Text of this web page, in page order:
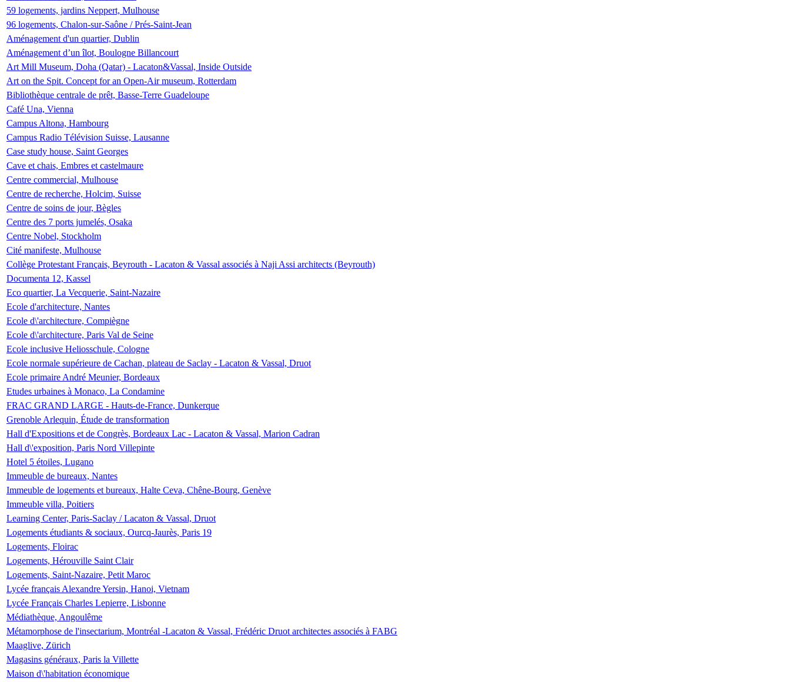
59 logements, jardins Neppert, Mulhouse
96 logements, Chalon-sur-Saône / Prés-Saint-Jean
Aménagement d'un quartier, Dublin
Aménagement d’un îlot, Boulogne Billancourt
Art Mill Museum, Doha (Qatar) - Lacaton&Vassal, Inside Outside
Art on the Spit. Concept for an Open-Air museum, Rotterdam
Bibliothèque centrale de prêt, Basse-Terre Guadeloupe
Café Una, Vienna
Campus Altona, Hambourg
Campus Radio Télévision Suisse, Lausanne
Case study house, Saint Georges
Cave et chais, Embres et castelmaure
Centre commercial, Mulhouse
Centre de recherche, Holcim, Suisse
Centre de soins de jour, Bègles
Centre des 7 ports jumelés, Osaka
Centre Nobel, Stockholm
Cité manifeste, Mulhouse
Collège Protestant Français, Beyrouth - Lacaton & Vassal associés à Naji Assi architects (Beyrouth)
Documenta 12, Kassel
Eco quartier, La Vecquerie, Saint-Nazaire
Ecole d'architecture, Nantes
Ecole d\'architecture, Compiègne
Ecole d\'architecture, Paris Val de Seine
Ecole inclusive Heliosschule, Cologne
Ecole normale supérieure de Cachan, plateau de Saclay - Lacaton & Vassal, Druot
Ecole primaire André Meunier, Bordeaux
Etudes urbaines à Monaco, La Condamine
FRAC GRAND LARGE - Hauts-de-France, Dunkerque
Grenoble Arlequin, Étude de transformation
Hall d'Expositions et de Congrès, Bordeaux Lac - Lacaton & Vassal, Marion Cadran
Hall d\'exposition, Paris Nord Villepinte
Hotel 5 étoiles, Lugano
Immeuble de bureaux, Nantes
Immeuble de logements et bureaux, Halte Ceva, Chêne-Bourg, Genève
Immeuble villa, Poitiers
Learning Center, Paris-Saclay / Lacaton & Vassal, Druot
Logements étudiants & sociaux, Ourcq-Jaurès, Paris 19
Logements, Floirac
Logements, Hérouville Saint Clair
Logements, Saint-Nazaire, Petit Maroc
Lycée français Alexandre Yersin, Hanoi, Vietnam
Lycée Français Charles Lepierre, Lisbonne
Médiathèque, Angoulême
Métamorphose de l'insectarium, Montréal -Lacaton & Vassal, Frédéric Druot architectes associés à FABG
Maaglive, Zürich
Magasins généraux, Paris la Villette
Maison d\'habitation économique